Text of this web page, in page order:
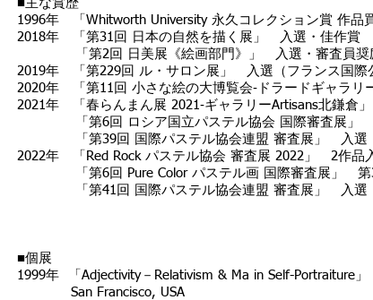
■主な賞歴
1996年 「Whitworth University 永久コレクション賞 作品
2018年 「第31回 日本の自然を描く展」 入選・佳作賞
「第2回 日美展《絵画部門》」 入選・審査員奨
2019年 「第229回 ル・サロン展」 入選（フランス国際
2020年 「第11回 小さな絵の大博覧会‐ドラードギャラ
2021年 「春らんまん展 2021‐ギャラリーArtisans北鎌倉
「第6回 ロシア国立パステル協会 国際審査展」 入
「第39回 国際パステル協会連盟 審査展」 入選（
2022年 「Red Rock パステル協会 審査展 2022」 2作品
「第6回 Pure Color パステル画 国際審査展」 第3
「第41回 国際パステル協会連盟 審査展」 入選（
■個展
1999年 「Adjectivity－Relativism & Ma in Self-Portraiture
San Francisco, USA